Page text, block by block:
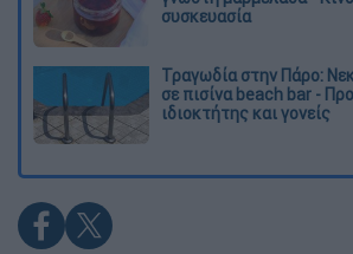
συσκευασία
Τραγωδία στην Πάρο:
σε πισίνα beach bar -
ιδιοκτήτης και γονείς